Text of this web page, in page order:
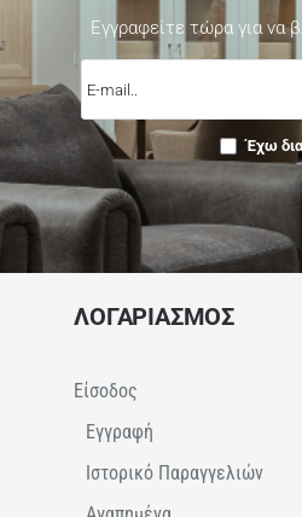
Εγγραφείτε τώρα για να
mail..
Έχω
ΛΟΓΑΡΙΑΣΜΟΣ
Είσοδος
Εγγραφή
Ιστορικό Παραγγελιών